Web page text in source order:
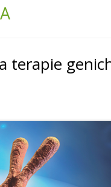
terapie